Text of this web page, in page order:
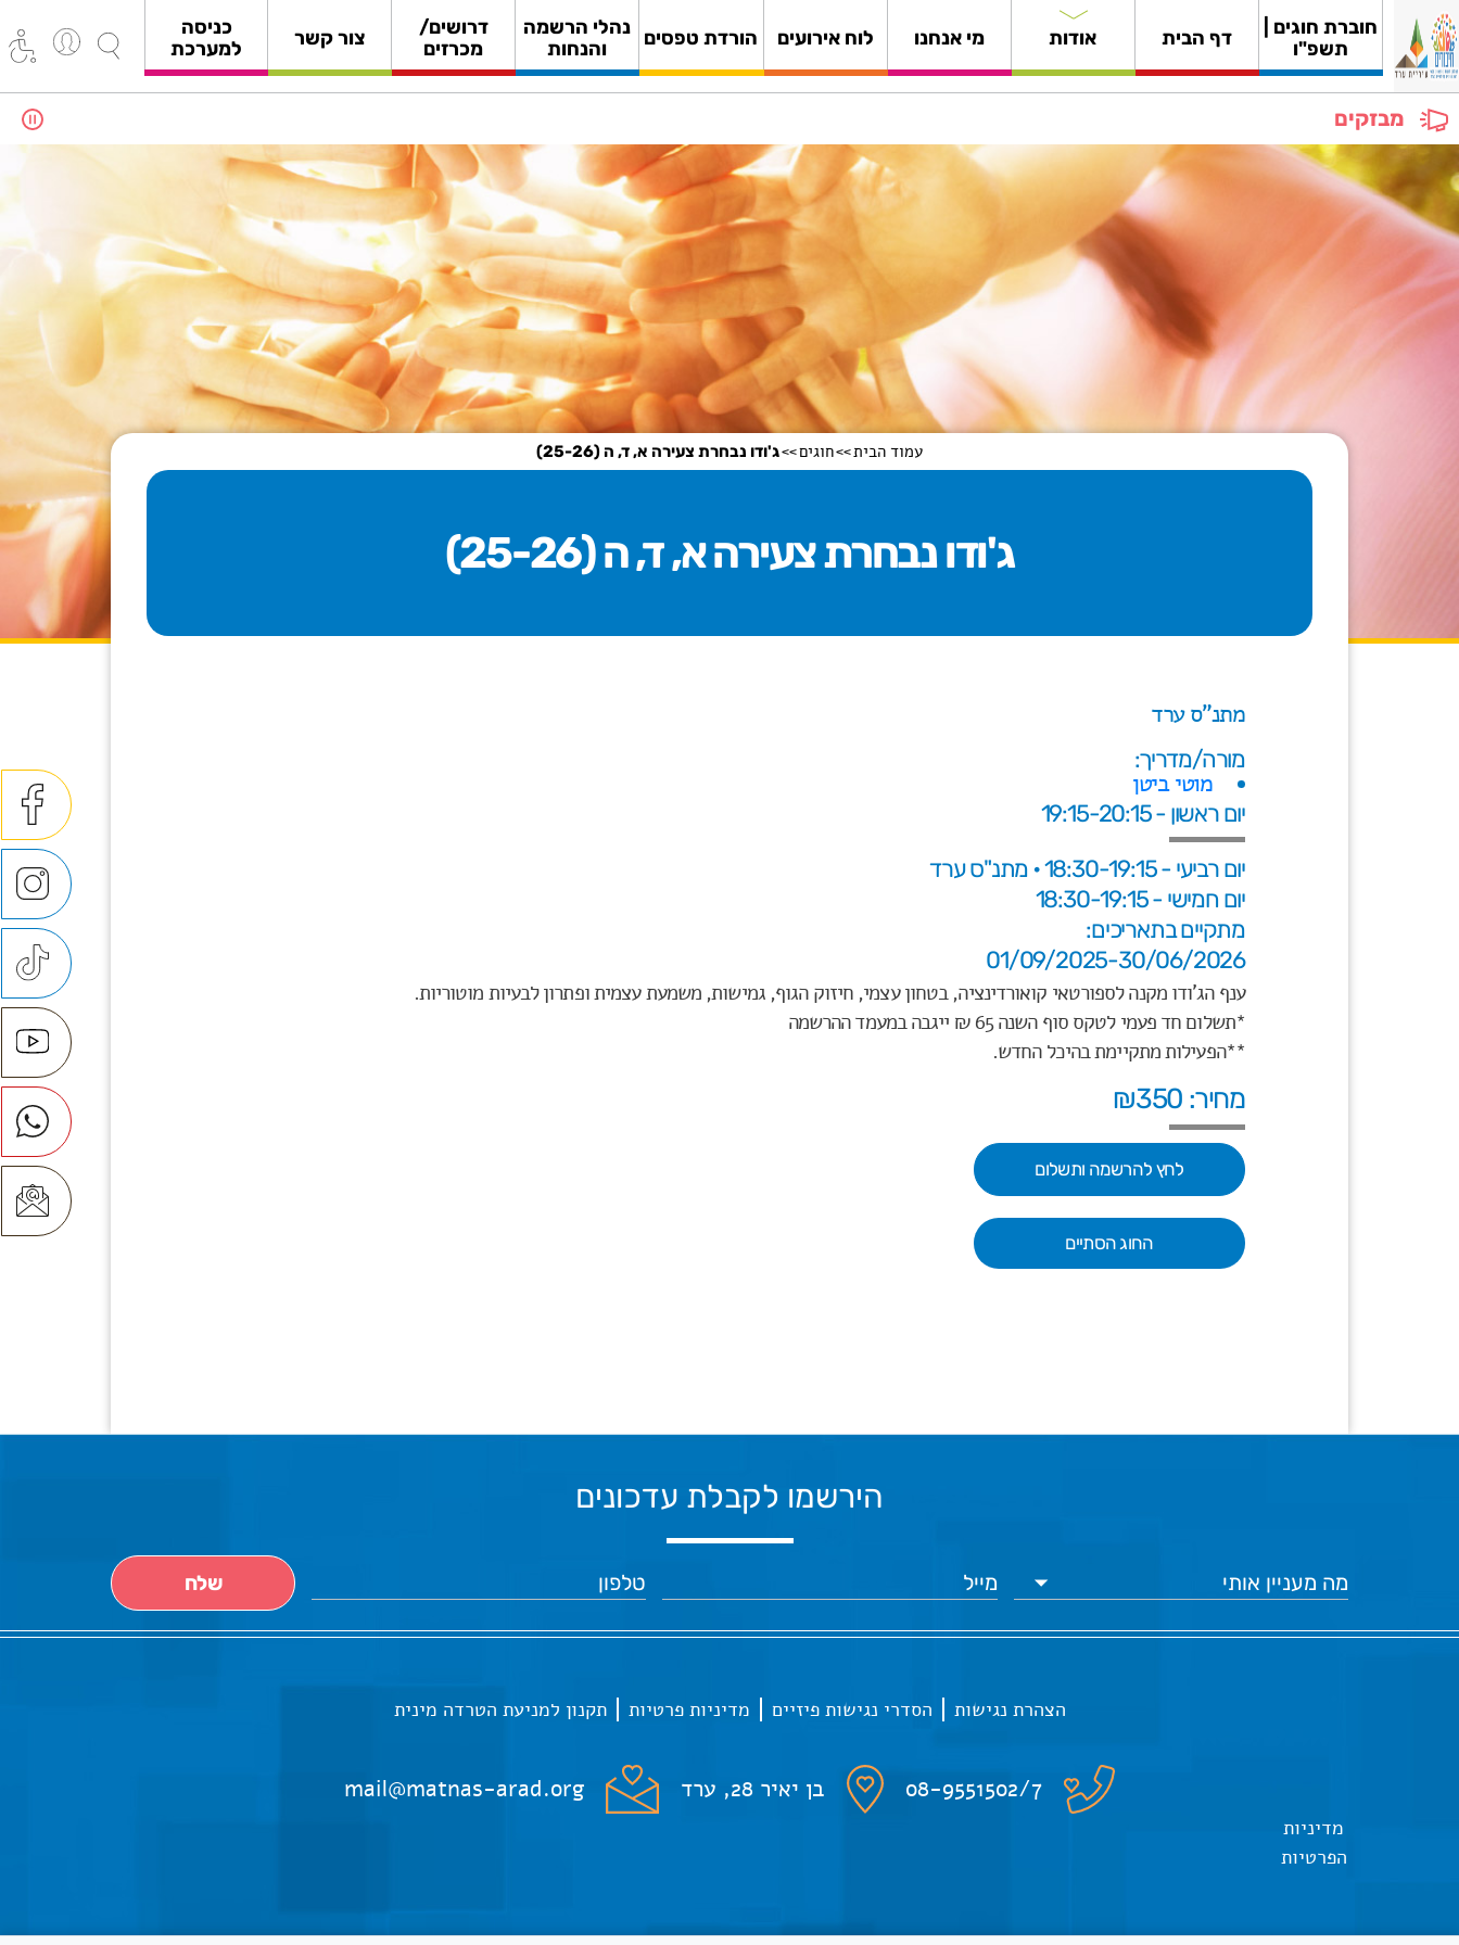
חוברת חוגים |
תשפ"ו
דף הבית אודות מי אנחנו לוח אירועים הורדת טפסים נהלי הרשמה
והנחות
דרושים/
מכרזים
צור קשר
כניסה
למערכת
מבזקים
עמוד הבית חוגים ג'ודו נבחרת צעירה א, ד, ה (25-26)
ג'ודו נבחרת צעירה א, ד, ה (25-26)
מתנ"ס ערד
מורה/מדריך:
מוטי ביטן
יום ראשון - 19:15-20:15
יום רביעי - 18:30-19:15 • מתנ"ס ערד
יום חמישי - 18:30-19:15
מתקיים בתאריכים:
01/09/2025-30/06/2026
ענף הג'ודו מקנה לספורטאי קואורדינציה, בטחון עצמי, חיזוק הגוף, גמישות, משמעת עצמית ופתרון לבעיות מוטוריות.
*תשלום חד פעמי לטקס סוף השנה 65 ₪ ייגבה במעמד ההרשמה
**הפעילות מתקיימת בהיכל החדש.
מחיר: ₪350
לחץ להרשמה ותשלום
החוג הסתיים
הירשמו לקבלת עדכונים
הצהרת נגישות הסדרי נגישות פיזיים מדיניות פרטיות תקנון למניעת הטרדה מינית
08-9551502/7 בן יאיר 28, ערד mail@matnas-arad.org
מדיניות
הפרטיות